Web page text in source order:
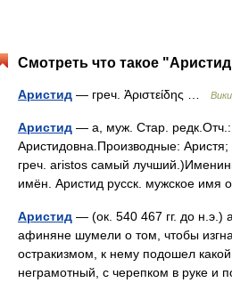
Смотреть что такое
Аристид — греч. Ἀριστείδης …
Аристид — а, муж. Стар. редк.Отч.:
Аристидовна.Производные:
греч. aristos самый
имён. Аристид русск. мужское имя
Аристид — (ок. 540 467 гг. до н.э.)
афиняне шумели о том, чтобы
остракизмом, к нему подошел
неграмотный, с черепком в руке и